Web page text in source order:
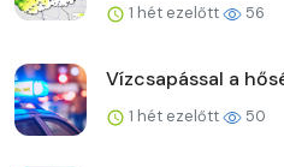
1 hét ezelőtt 56
Vízcsapással a
1 hét ezelőtt 50